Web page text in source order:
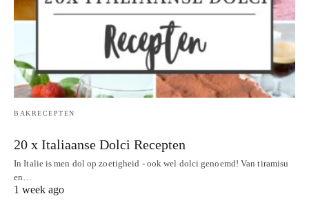
BAKRECEPTEN
20 x Italiaanse Dolci Recepten
In Italie is men dol op zoetigheid - ook wel dolci genoemd! Van tiramisu
en…
1 week ago